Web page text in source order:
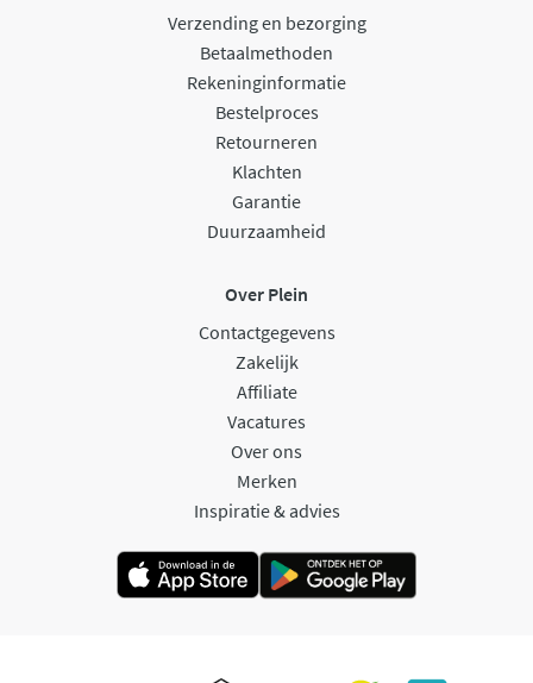
Verzending en bezorging
Betaalmethoden
Rekeninginformatie
Bestelproces
Retourneren
Klachten
Garantie
Duurzaamheid
Over Plein
Contactgegevens
Zakelijk
Affiliate
Vacatures
Over ons
Merken
Inspiratie & advies